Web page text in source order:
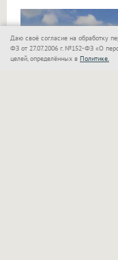
Даю своё согласие на обработку
ФЗ от 27.07.2006 г. №152-ФЗ «О
целей, определённых в Политике.